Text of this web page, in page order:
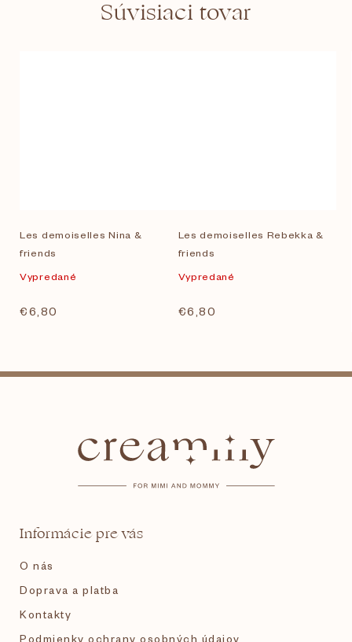
Súvisiaci tovar
Les demoiselles Nina &
friends
Vypredané
€6,80
Les demoiselles Rebekka &
friends
Vypredané
€6,80
Informácie pre vás
O nás
Doprava a platba
Kontakty
Podmienky ochrany osobných údajov